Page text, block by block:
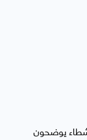
يوضحون